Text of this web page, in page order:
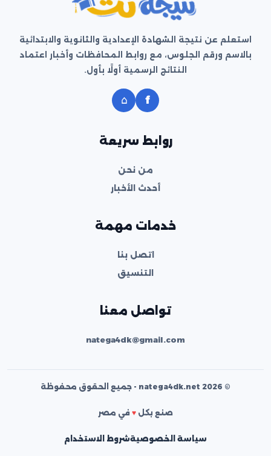
استعلم عن نتيجة الشهادة الإعدادية والثانوية والابتدائية
بالاسم ورقم الجلوس، مع روابط المحافظات وأخبار اعتماد
النتائج الرسمية أولًا بأول.
f
⌂
روابط سريعة
من نحن
أحدث الأخبار
خدمات مهمة
اتصل بنا
التنسيق
تواصل معنا
natega4dk@gmail.com
© 2026 natega4dk.net - جميع الحقوق محفوظة
صنع بكل ♥ في مصر
سياسة الخصوصيةشروط الاستخدام